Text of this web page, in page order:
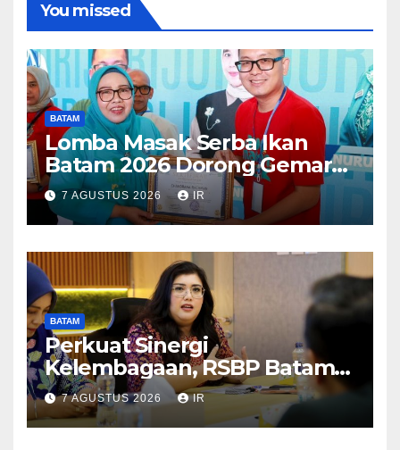
You missed
BATAM
Lomba Masak Serba Ikan
Batam 2026 Dorong Gemar
Makan Ikan
7 AGUSTUS 2026 IR
BATAM
Perkuat Sinergi
Kelembagaan, RSBP Batam
dan BPOM Pastikan
Pelayanan dan Ketersediaan
Obat Aman
7 AGUSTUS 2026 IR